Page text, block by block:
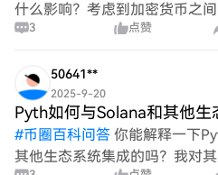
什么影响？考虑到加密货币之
对它们的市场表现、投资者情
是很有
3 点赞
50641**
2025-9-20
Pyth如何与Solana和其他生
#币圈百科问答 你能解释一下
其他生态系统集成的吗？我对